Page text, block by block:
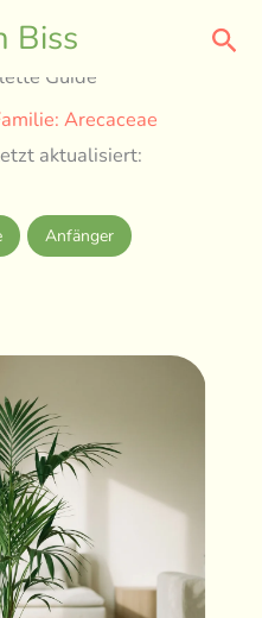
Biss
Guide
Arecaceae
aktualisiert:
Anfänger